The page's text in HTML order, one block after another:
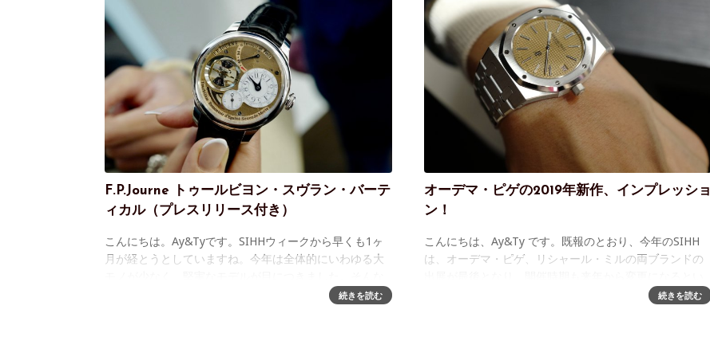
F.P.Journe トゥールビヨン・スヴラン・バーテ
ィカル（プレスリリース付き）
こんにちは。Ay&Tyです。SIHHウィークから早くも1ヶ
月が経とうとしていますね。今年は全体的にいわゆる大
中、SIHHウィークに合わせてF.P.Journeが発表した新作
続きを読む
オーデマ・ピゲの2019年新作、インプレッショ
ン！
こんにちは、Ay&Ty です。既報のとおり、今年のSIHH
は、オーデマ・ピゲ、リシャール・ミルの両ブランドの
う、節目の開催となりました。そして、幸運なことに私
続きを読む